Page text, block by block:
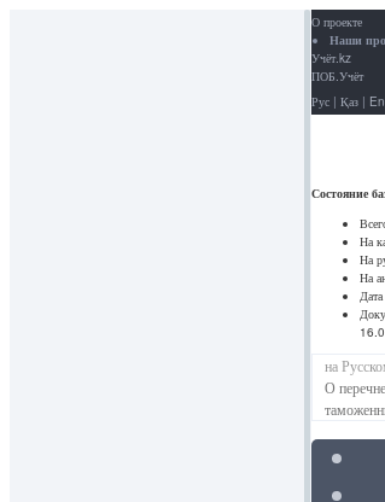
О проекте
Наши
Учёт.kz
ПОБ.Учёт
Рус | Қаз |
Состояние
На
На
На
на
О